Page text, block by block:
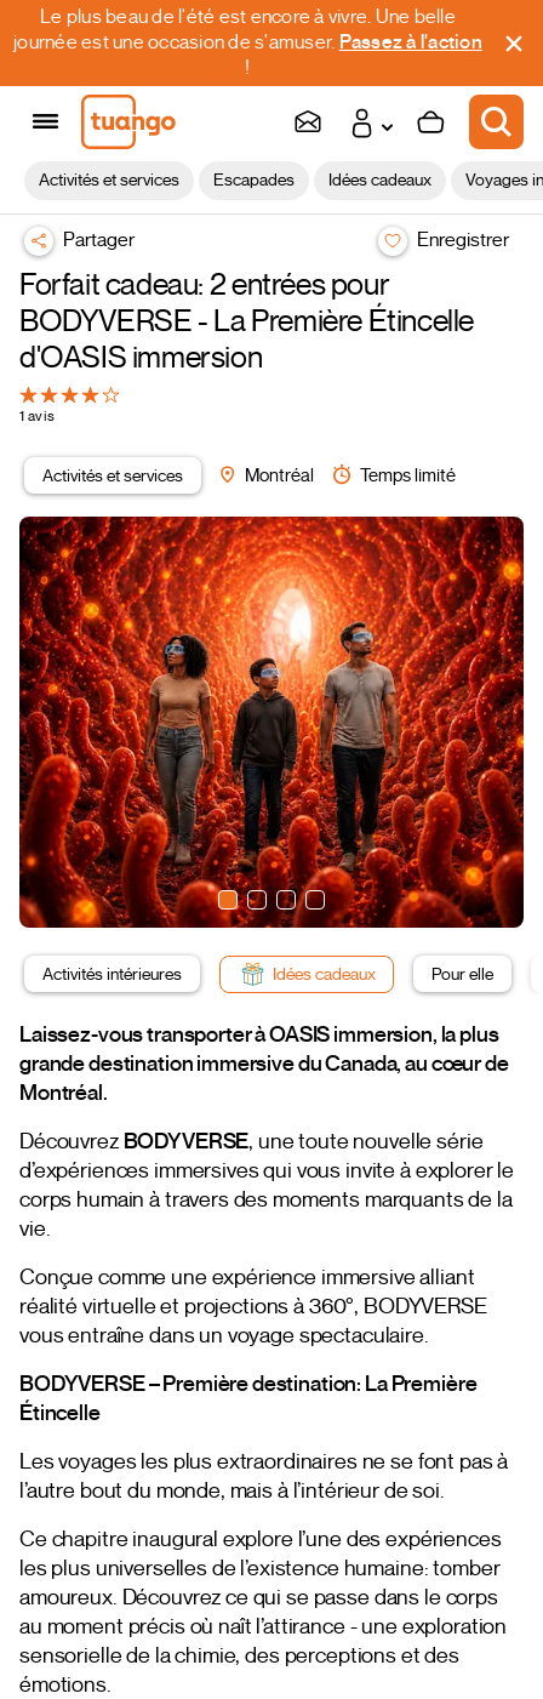
Le plus beau de l'été est encore à vivre. Une belle
journée est une occasion de s'amuser. Passez à l'action
!
Activités et services Escapades Idées cadeaux Voyages
Partager Enregistrer
Forfait cadeau: 2 entrées pour
BODYVERSE - La Première Étincelle
d'OASIS immersion
1 avis
Activités et services Montréal Temps limité
Activités intérieures Idées cadeaux Pour elle
Laissez-vous transporter à OASIS immersion, la plus
grande destination immersive du Canada, au cœur de
Montréal.
Découvrez BODYVERSE, une toute nouvelle série
d’expériences immersives qui vous invite à explorer le
corps humain à travers des moments marquants de la
vie.
Conçue comme une expérience immersive alliant
réalité virtuelle et projections à 360°, BODYVERSE
vous entraîne dans un voyage spectaculaire.
BODYVERSE – Première destination: La Première
Étincelle
Les voyages les plus extraordinaires ne se font pas à
l’autre bout du monde, mais à l’intérieur de soi.
Ce chapitre inaugural explore l’une des expériences
les plus universelles de l’existence humaine: tomber
amoureux. Découvrez ce qui se passe dans le corps
au moment précis où naît l’attirance - une exploration
sensorielle de la chimie, des perceptions et des
émotions.